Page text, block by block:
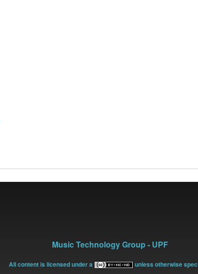
Music Technology Group - UPF
All content is licensed under a unless otherwise